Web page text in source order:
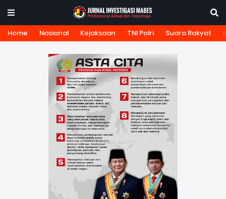
Home Nasional Kejaksaan TNI Polri Suara Rakyat